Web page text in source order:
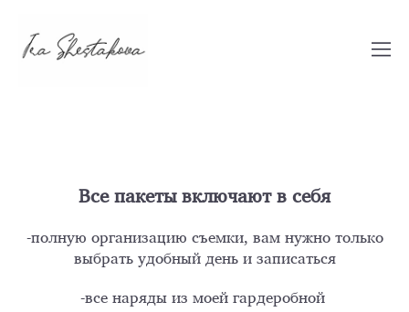
Все пакеты включают в себя
-полную организацию съемки, вам нужно только
выбрать удобный день и записаться
-все наряды из моей гардеробной